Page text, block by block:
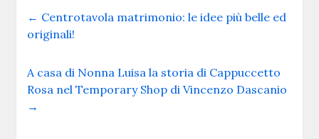
← Centrotavola matrimonio: le idee più belle ed
originali!
A casa di Nonna Luisa la storia di Cappuccetto
Rosa nel Temporary Shop di Vincenzo Dascanio
→